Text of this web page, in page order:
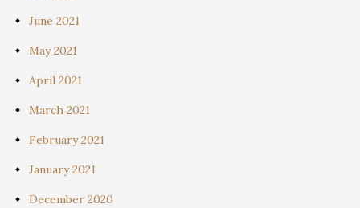
June 2021
May 2021
April 2021
March 2021
February 2021
January 2021
December 2020